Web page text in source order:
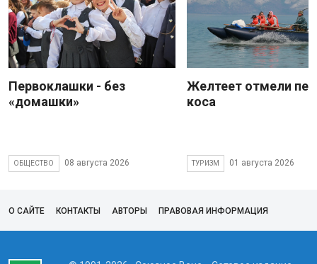
Первоклашки - без
«домашки»
ОБЩЕСТВО 08 августа 2026
Желтеет отмели
коса
ТУРИЗМ 01 августа 2026
О САЙТЕ КОНТАКТЫ АВТОРЫ ПРАВОВАЯ ИНФОРМАЦИЯ